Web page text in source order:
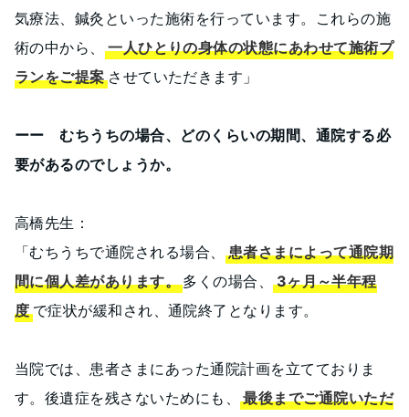
気療法、鍼灸といった施術を行っています。これらの施
術の中から、
一人ひとりの身体の状態にあわせて施術プ
ランをご提案 させていただきます」
ーー むちうちの場合、どのくらいの期間、通院する必
要があるのでしょうか。
高橋先生：
「むちうちで通院される場合、
患者さまによって通院期
間に個人差があります。多くの場合、3ヶ月～半年程
度で症状が緩和され、通院終了となります。
当院では、患者さまにあった通院計画を立てておりま
す。後遺症を残さないためにも、最後までご通院いただ